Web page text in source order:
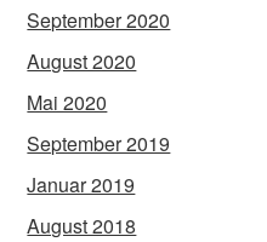
September 2020
August 2020
Mai 2020
September 2019
Januar 2019
August 2018